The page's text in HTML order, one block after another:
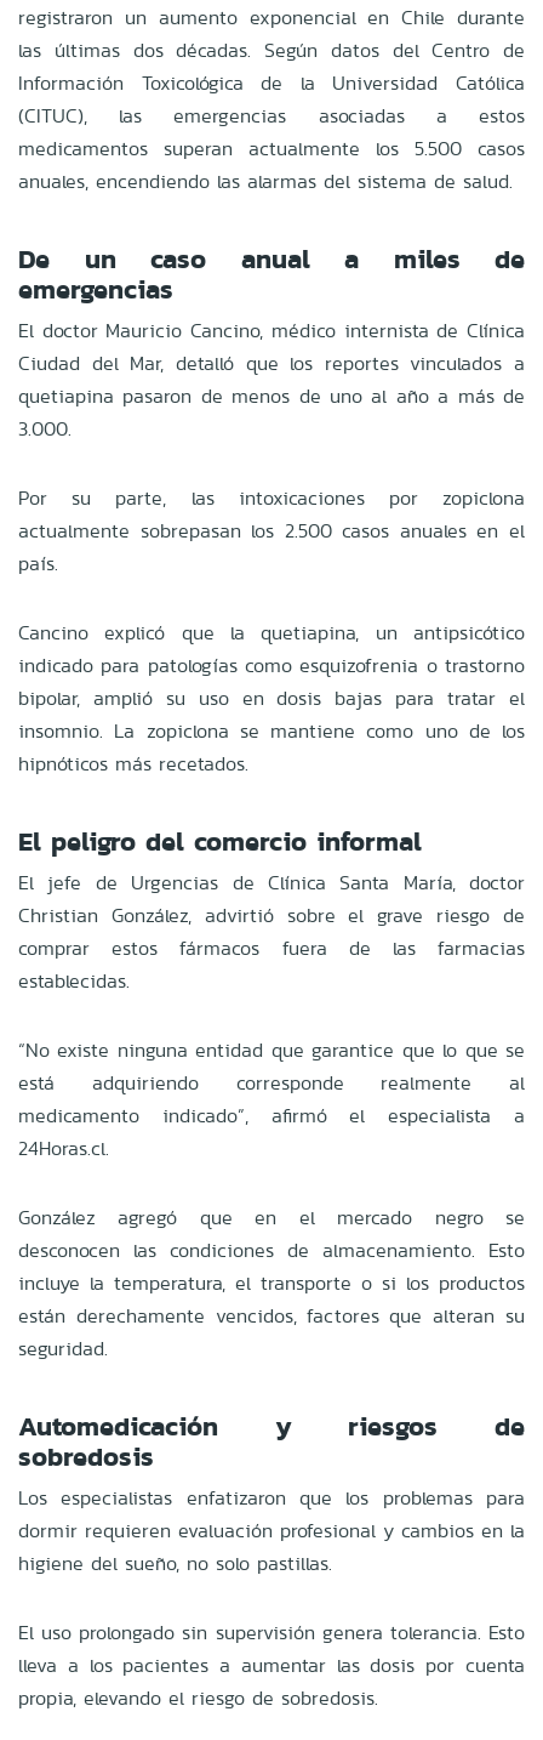
registraron un aumento exponencial en Chile durante
las últimas dos décadas. Según datos del Centro de
Información Toxicológica de la Universidad Católica
(CITUC), las emergencias asociadas a estos
medicamentos superan actualmente los 5.500 casos
anuales, encendiendo las alarmas del sistema de salud.
De un caso anual a miles de
emergencias
El doctor Mauricio Cancino, médico internista de Clínica
Ciudad del Mar, detalló que los reportes vinculados a
quetiapina pasaron de menos de uno al año a más de
3.000.
Por su parte, las intoxicaciones por zopiclona
actualmente sobrepasan los 2.500 casos anuales en el
país.
Cancino explicó que la quetiapina, un antipsicótico
indicado para patologías como esquizofrenia o trastorno
bipolar, amplió su uso en dosis bajas para tratar el
insomnio. La zopiclona se mantiene como uno de los
hipnóticos más recetados.
El peligro del comercio informal
El jefe de Urgencias de Clínica Santa María, doctor
Christian González, advirtió sobre el grave riesgo de
comprar estos fármacos fuera de las farmacias
establecidas.
“No existe ninguna entidad que garantice que lo que se
está adquiriendo corresponde realmente al
medicamento indicado”, afirmó el especialista a
24Horas.cl.
González agregó que en el mercado negro se
desconocen las condiciones de almacenamiento. Esto
incluye la temperatura, el transporte o si los productos
están derechamente vencidos, factores que alteran su
seguridad.
Automedicación y riesgos de
sobredosis
Los especialistas enfatizaron que los problemas para
dormir requieren evaluación profesional y cambios en la
higiene del sueño, no solo pastillas.
El uso prolongado sin supervisión genera tolerancia. Esto
lleva a los pacientes a aumentar las dosis por cuenta
propia, elevando el riesgo de sobredosis.